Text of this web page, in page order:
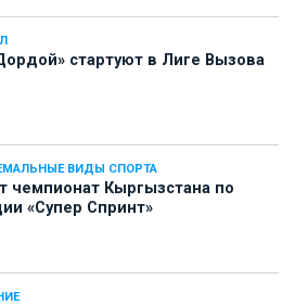
стартуют в Лиге Вызова
ВИДЫ СПОРТА
чемпионат Кыргызстана по
«Супер Спринт»